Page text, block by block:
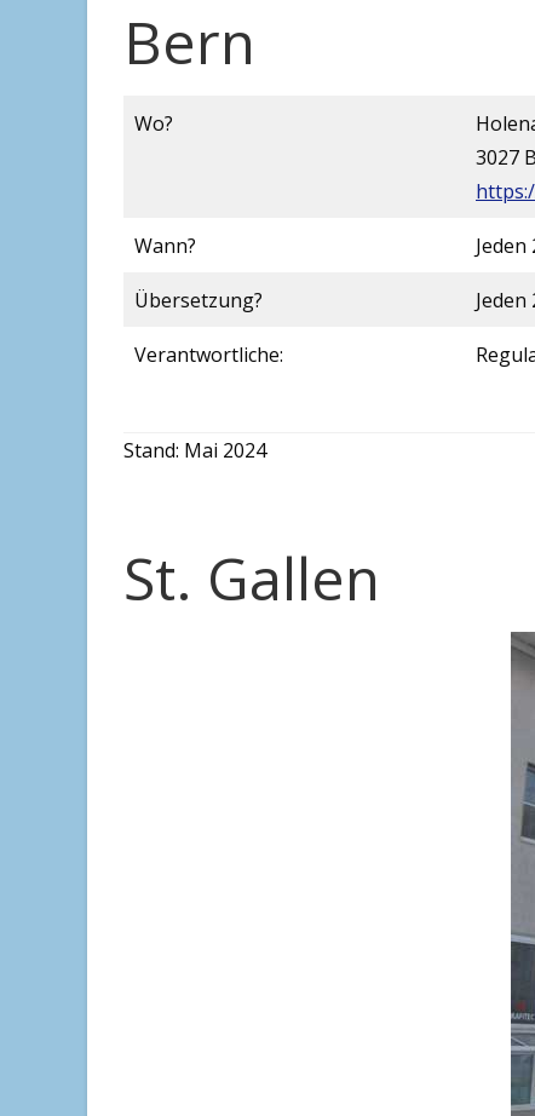
Bern
Wo?
3027
Wann?
Übersetzung?
Verantwortliche:
Stand: Mai 2024
St. Gallen